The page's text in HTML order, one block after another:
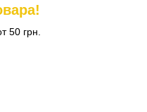
50 грн.